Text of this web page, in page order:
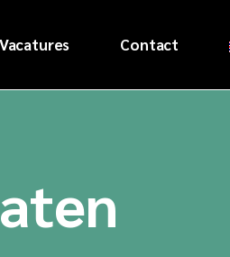
Vacatures Contact